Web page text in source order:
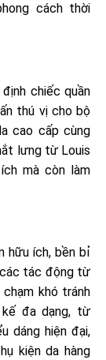
cách thời
chiếc quần
thú vị cho bộ
cao cấp cùng
lưng từ Louis
mà còn làm
hữu ích, bền bỉ
các tác động từ
khó tránh
đa dạng, từ
dáng hiện đại,
kiện da hàng